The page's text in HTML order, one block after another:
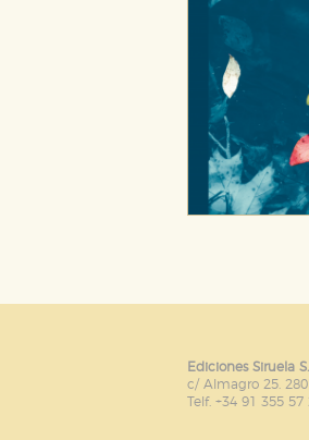
Ediciones Siruela
c/ Almagro 25.
Telf. +34 91 355 57